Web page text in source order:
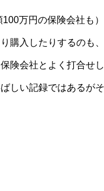
万円の保険会社も
購入したりするのも
険会社とよく打合せ
しい記録ではあるが